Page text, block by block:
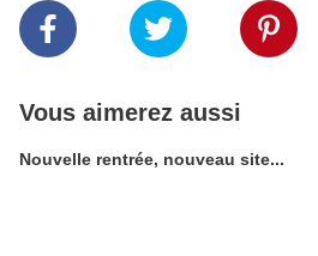
Vous aimerez aussi
Nouvelle rentrée, nouveau site...